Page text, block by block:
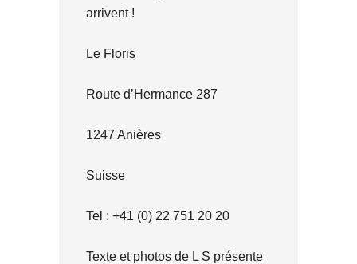
arrivent !
Le Floris
Route d’Hermance 287
1247 Anières
Suisse
Tel : +41 (0) 22 751 20 20
Texte et photos de L S présente